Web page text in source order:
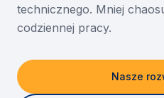
Kontakt
technicznego. Mniej
codziennej pracy.
Nasze